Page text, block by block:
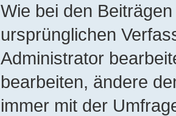
Wie bei den
ursprünglichen
Administrator
bearbeiten, ändere
immer mit der